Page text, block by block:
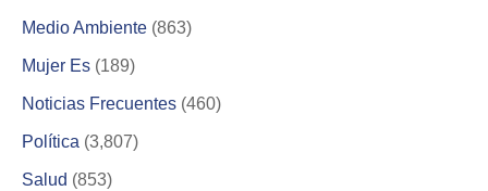
Medio Ambiente (863)
Mujer Es (189)
Noticias Frecuentes (460)
Política (3,807)
Salud (853)